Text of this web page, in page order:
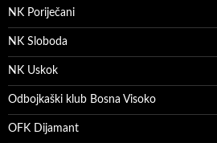
NK Poriječani
NK Sloboda
NK Uskok
Odbojkaški klub Bosna Visoko
OFK Dijamant